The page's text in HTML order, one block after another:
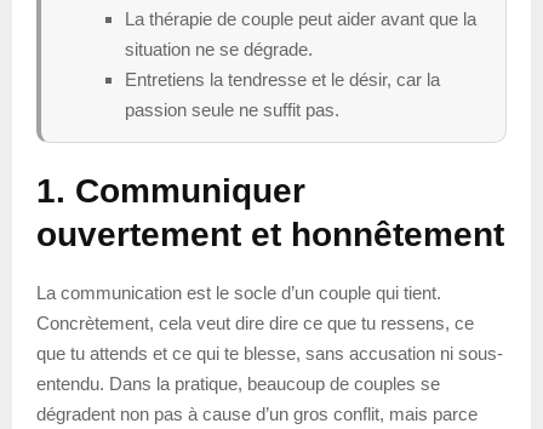
La thérapie de couple peut aider avant que la
situation ne se dégrade.
Entretiens la tendresse et le désir, car la
passion seule ne suffit pas.
1. Communiquer
ouvertement et honnêtement
La communication est le socle d’un couple qui tient.
Concrètement, cela veut dire dire ce que tu ressens, ce
que tu attends et ce qui te blesse, sans accusation ni sous-
entendu. Dans la pratique, beaucoup de couples se
dégradent non pas à cause d’un gros conflit, mais parce